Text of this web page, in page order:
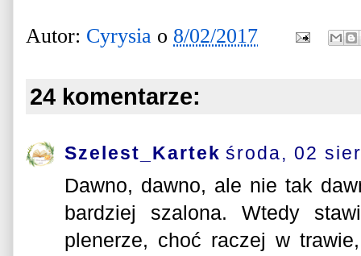
Autor: Cyrysia o 8/02/2017
24 komentarze:
Szelest_Kartek środa, 02
Dawno, dawno, ale nie tak
bardziej szalona. Wtedy
plenerze, choć raczej w